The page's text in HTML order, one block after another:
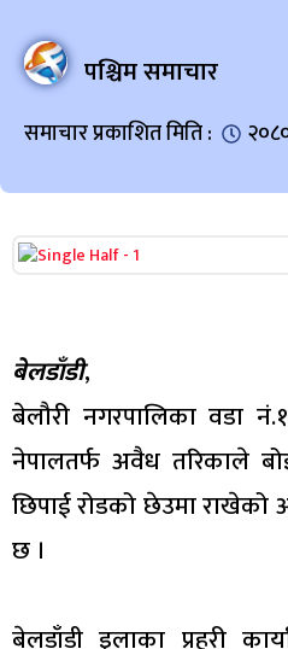
पश्चिम समाचार
समाचार प्रकाशित मिति :
बेलडाँडी,
बेलौरी नगरपालिका वडा
नेपालतर्फ अवैध तरिकाले
छिपाई रोडको छेउमा राखेको
छ ।
बेलडाँडी इलाका प्रहरी